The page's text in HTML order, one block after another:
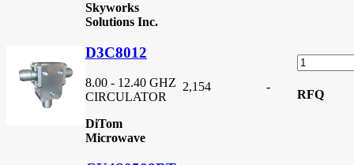
Skyworks
Solutions Inc.
D3C8012
8.00 - 12.40 GHZ
CIRCULATOR
DiTom
Microwave
2,154 -
RFQ